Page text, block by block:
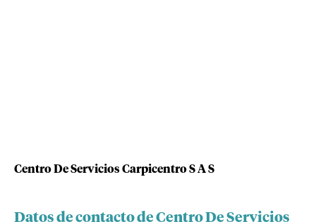
Centro De Servicios Carpicentro S A S
Datos de contacto de Centro De Servicios